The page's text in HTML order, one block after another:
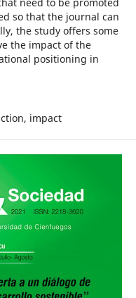
need to be promoted
so that the journal can
the study offers some
the impact of the
positioning in
impact